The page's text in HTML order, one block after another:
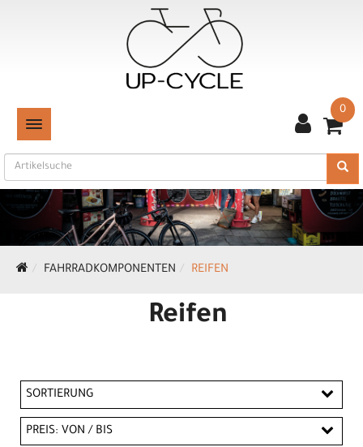
TOGGLE NAVIGATION
0
FAHRRADKOMPONENTEN REIFEN
Reifen
SORTIERUNG
PREIS: VON / BIS